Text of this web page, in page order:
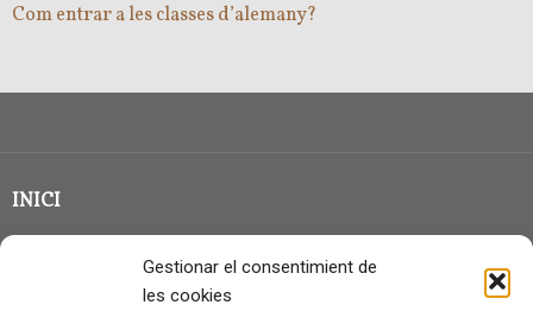
Gestionar el consentimient de
les cookies
Com entrar a les classes d’alemany?
INICI
CLASSE EN GRUP